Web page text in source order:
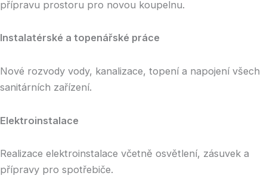
přípravu prostoru pro novou koupelnu.
Instalatérské a topenářské práce
Nové rozvody vody, kanalizace, topení a napojení všech
sanitárních zařízení.
Elektroinstalace
Realizace elektroinstalace včetně osvětlení, zásuvek a
přípravy pro spotřebiče.